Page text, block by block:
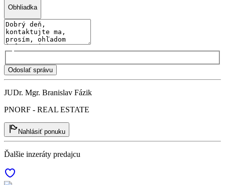
Obhliadka
Odoslať správu
JUDr. Mgr. Branislav Fázik
PNORF - REAL ESTATE
Nahlásiť ponuku
Ďalšie inzeráty predajcu